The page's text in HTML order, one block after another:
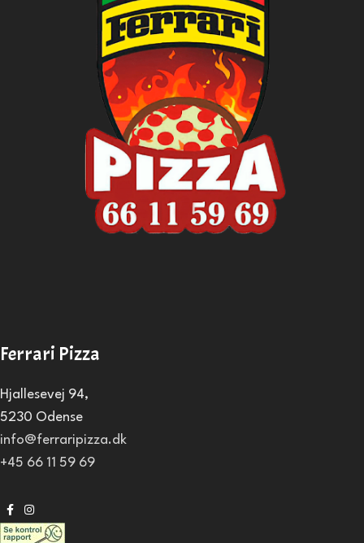
Ferrari Pizza
Hjallesevej 94,
5230 Odense
info@ferraripizza.dk
+45 66 11 59 69